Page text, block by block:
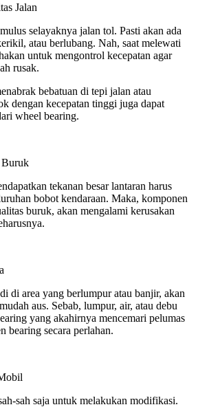
Jalan
selayaknya jalan tol. Pasti akan ada
atau berlubang. Nah, saat melewati
untuk mengontrol kecepatan agar
rusak.
bebatuan di tepi jalan atau
dengan kecepatan tinggi juga dapat
wheel bearing.
Buruk
tekanan besar lantaran harus
bobot kendaraan. Maka, komponen
buruk, akan mengalami kerusakan
di area yang berlumpur atau banjir, akan
aus. Sebab, lumpur, air, atau debu
yang akahirnya mencemari pelumas
bearing secara perlahan.
sah saja untuk melakukan modifikasi.